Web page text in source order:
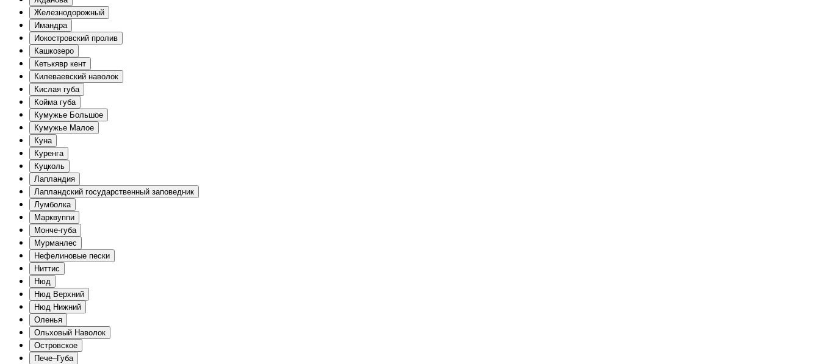
Железнодорожный
Имандра
Иокостровский пролив
Кашкозеро
Кетькявр кент
Килеваевский наволок
Кислая губа
Койма губа
Кумужье Большое
Кумужье Малое
Куна
Куренга
Куцколь
Лапландия
Лапландский государственный заповедник
Лумболка
Марквуппи
Монче-губа
Мурманлес
Нефелиновые пески
Ниттис
Нюд
Нюд Верхний
Нюд Нижний
Оленья
Ольховый Наволок
Островское
Пече–Губа